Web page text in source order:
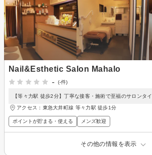
Nail&Esthetic Salon Mahalo
-
(-件)
【等々力駅 徒歩2分】丁寧な接客・施術で至福のサロンタ
アクセス：東急大井町線 等々力駅 徒歩1分
ポイントが貯まる・使える メンズ歓迎
その他の情報を表示